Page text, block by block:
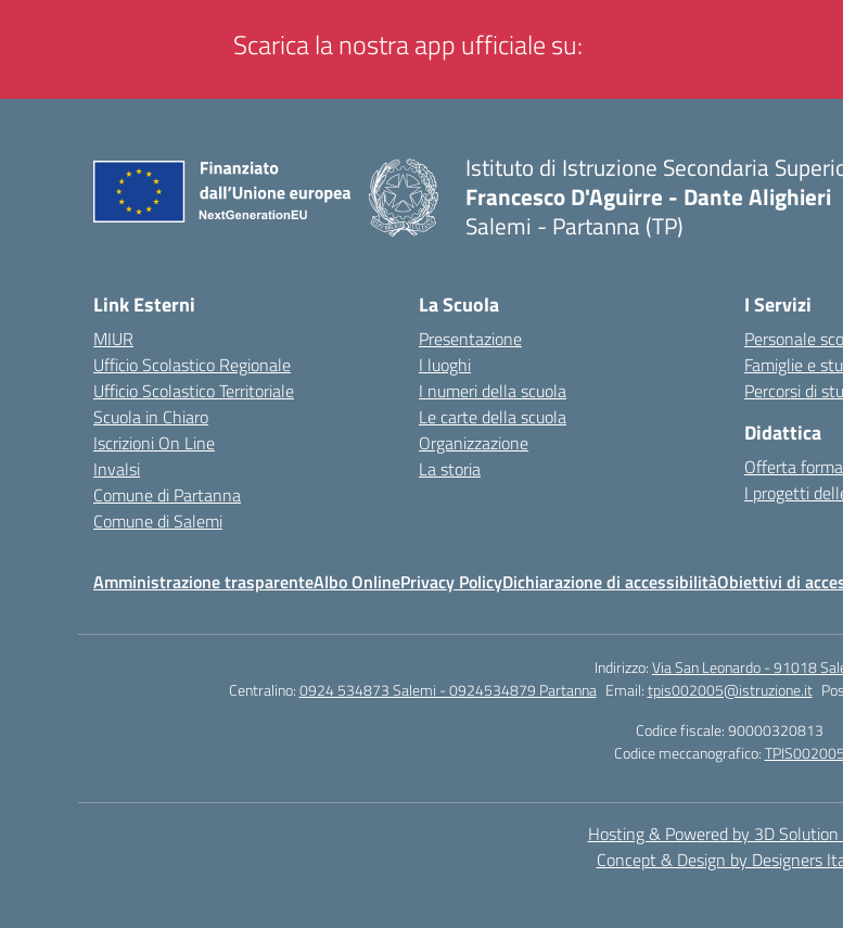
Scarica la nostra app ufficiale su:
Istituto di Istruzione Secondaria
Francesco D'Aguirre - Dante Alighieri
Salemi - Partanna (TP)
Link Esterni
MIUR
Ufficio Scolastico Regionale
Ufficio Scolastico Territoriale
Scuola in Chiaro
Iscrizioni On Line
Invalsi
Comune di Partanna
Comune di Salemi
La Scuola
Presentazione
I luoghi
I numeri della scuola
Le carte della scuola
Organizzazione
La storia
I Servizi
Personale
Famiglie e
Percorsi di
Didattica
Offerta
I progetti
Amministrazione trasparenteAlbo OnlinePrivacy PolicyDichiarazione di accessibilitàObiettivi di
Indirizzo:Via San Leonardo - 91018
Centralino:0924 534873 Salemi - 0924534879 Partanna Email:tpis002005@istruzione.it
Codice fiscale: 90000320813
Codice meccanografico:TPIS002005
Hosting & Powered by 3D Solution
Concept & Design by Designers